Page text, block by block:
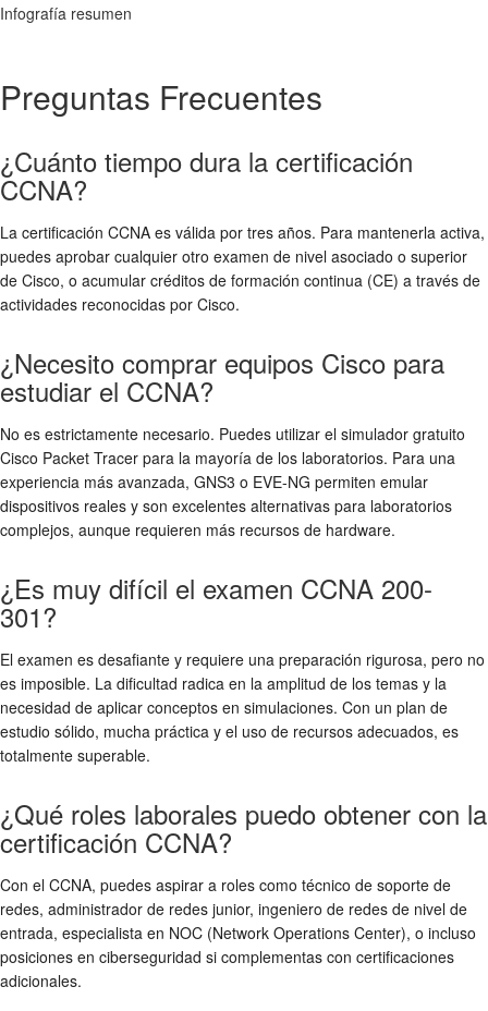
Infografía resumen
Preguntas Frecuentes
¿Cuánto tiempo dura la certificación
CCNA?
La certificación CCNA es válida por tres años. Para mantenerla activa,
puedes aprobar cualquier otro examen de nivel asociado o superior
de Cisco, o acumular créditos de formación continua (CE) a través de
actividades reconocidas por Cisco.
¿Necesito comprar equipos Cisco para
estudiar el CCNA?
No es estrictamente necesario. Puedes utilizar el simulador gratuito
Cisco Packet Tracer para la mayoría de los laboratorios. Para una
experiencia más avanzada, GNS3 o EVE-NG permiten emular
dispositivos reales y son excelentes alternativas para laboratorios
complejos, aunque requieren más recursos de hardware.
¿Es muy difícil el examen CCNA 200-
301?
El examen es desafiante y requiere una preparación rigurosa, pero no
es imposible. La dificultad radica en la amplitud de los temas y la
necesidad de aplicar conceptos en simulaciones. Con un plan de
estudio sólido, mucha práctica y el uso de recursos adecuados, es
totalmente superable.
¿Qué roles laborales puedo obtener con la
certificación CCNA?
Con el CCNA, puedes aspirar a roles como técnico de soporte de
redes, administrador de redes junior, ingeniero de redes de nivel de
entrada, especialista en NOC (Network Operations Center), o incluso
posiciones en ciberseguridad si complementas con certificaciones
adicionales.